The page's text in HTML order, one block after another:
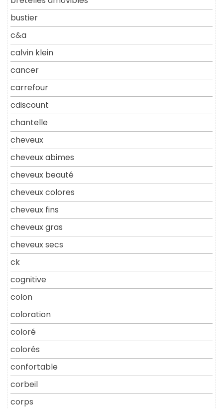
bustier
c&a
calvin klein
cancer
carrefour
cdiscount
chantelle
cheveux
cheveux abimes
cheveux beauté
cheveux colores
cheveux fins
cheveux gras
cheveux secs
ck
cognitive
colon
coloration
coloré
colorés
confortable
corbeil
corps